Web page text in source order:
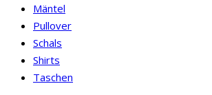
Mäntel
Pullover
Schals
Shirts
Taschen